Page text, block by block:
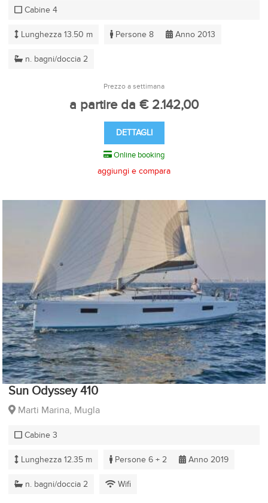
Cabine 4
Lunghezza 13.50 m Persone 8 Anno 2013
n. bagni/doccia 2
Prezzo a settimana
a partire da € 2.142,00
DETTAGLI
Online booking
aggiungi e compara
Sun Odyssey 410
Marti Marina, Mugla
Cabine 3
Lunghezza 12.35 m Persone 6 + 2 Anno 2019
n. bagni/doccia 2 Wifi